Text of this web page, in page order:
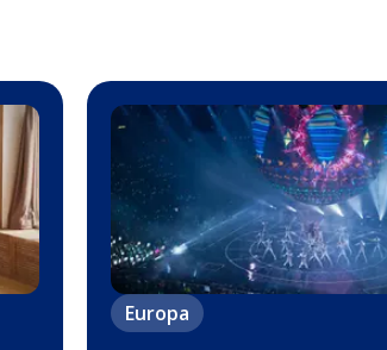
Europa